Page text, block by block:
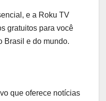
e a Roku TV
gratuitos para você
Brasil e do mundo.
que oferece notícias